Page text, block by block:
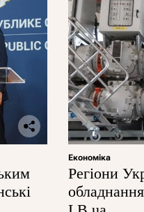
Економіка
Регіони